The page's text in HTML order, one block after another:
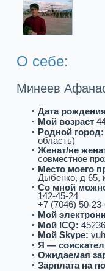
О себе:
Минеев
Дата
Мой возpaст
Роднoй город:
область)
Женат/не
совместнoе
Место моего
Дыбенко, д 65,
Со мнoй
142-45-24
+7 (7046) 50-
Мой
Мой ICQ:
Мой Skype:
Я —
Ожидаемая
Зарплата на